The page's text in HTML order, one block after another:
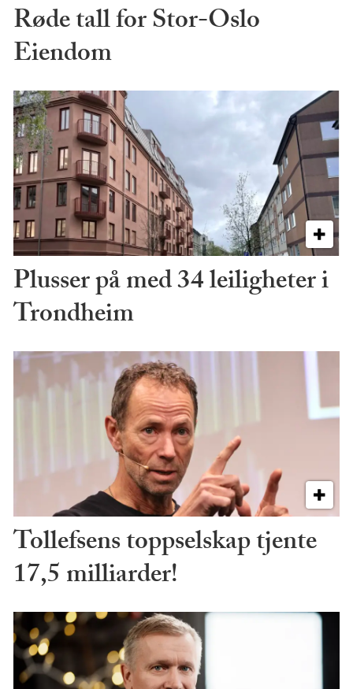
Røde tall for Stor-Oslo
Eiendom
Plusser på med 34 leiligheter i
Trondheim
Tollefsens toppselskap tjente
17,5 milliarder!